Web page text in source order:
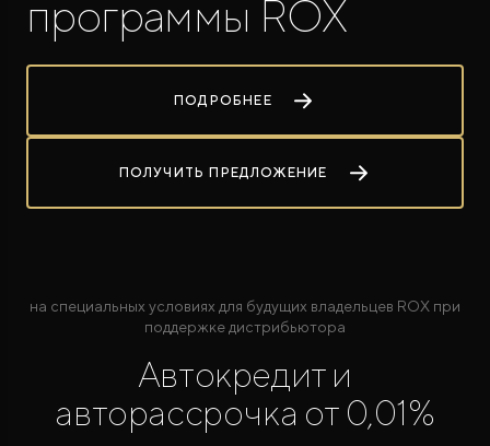
Совершенно новый флагманский внедорожник
программы ROX
ПОДРОБНЕЕ
ПОЛУЧИТЬ ПРЕДЛОЖЕНИЕ
на специальных условиях для будущих владельцев ROX при
поддержке дистрибьютора
Автокредит и
авторассрочка от 0,01%